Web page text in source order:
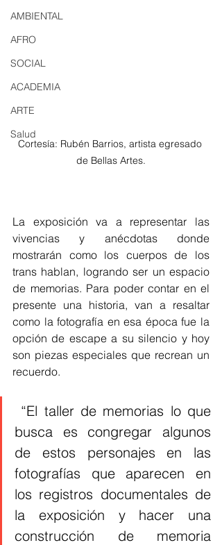
AMBIENTAL
AFRO
SOCIAL
ACADEMIA
ARTE
Salud
Cortesía: Rubén Barrios, artista egresado
de Bellas Artes.
La exposición va a representar las
vivencias y anécdotas donde
mostrarán como los cuerpos de los
trans hablan, logrando ser un espacio
de memorias. Para poder contar en el
presente una historia, van a resaltar
como la fotografía en esa época fue la
opción de escape a su silencio y hoy
son piezas especiales que recrean un
recuerdo.
busca es congregar algunos
de estos personajes en las
fotografías que aparecen en
los registros documentales de
la exposición y hacer una
construcción de memoria